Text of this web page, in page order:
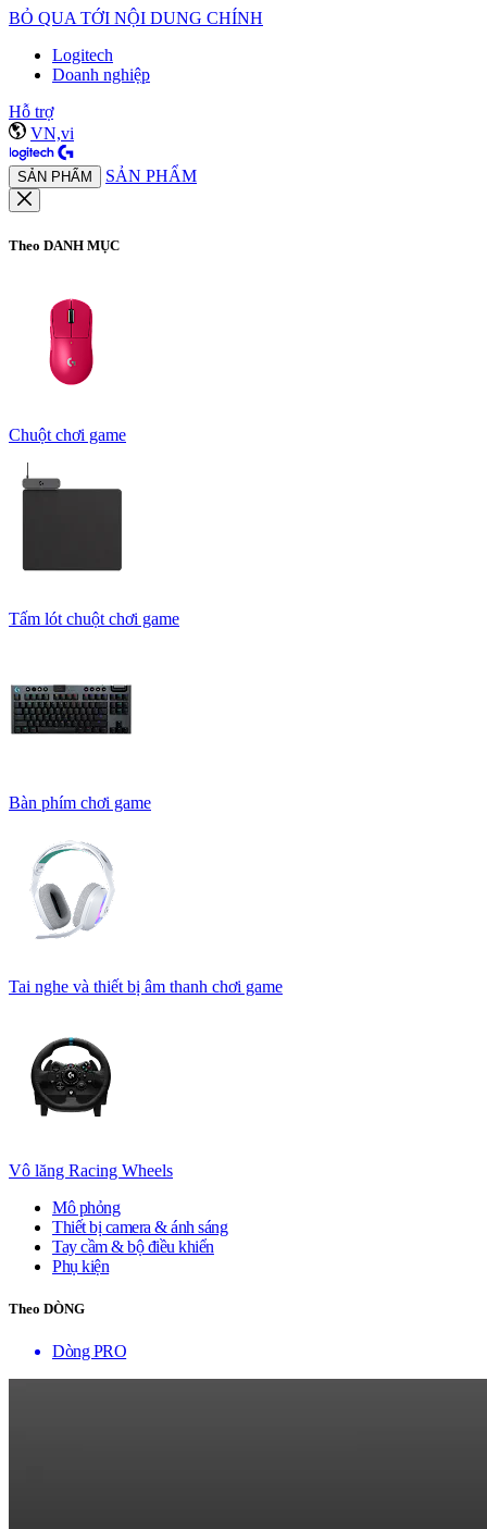
BỎ QUA TỚI NỘI DUNG CHÍNH
Logitech
Doanh nghiệp
Hỗ trợ
VN,vi
SẢN PHẨM SẢN PHẨM
Theo DANH MỤC
Chuột chơi game
Tấm lót chuột chơi game
Bàn phím chơi game
Tai nghe và thiết bị âm thanh chơi game
Vô lăng Racing Wheels
Mô phỏng
Thiết bị camera & ánh sáng
Tay cầm & bộ điều khiển
Phụ kiện
Theo DÒNG
Dòng PRO